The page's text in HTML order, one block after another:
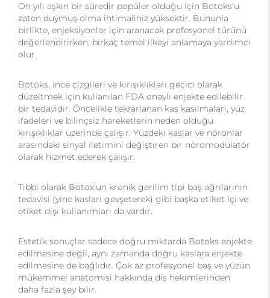
On yılı aşkın bir süredir popüler olduğu için Botoks'u
zaten duymuş olma ihtimaliniz yüksektir. Bununla
birlikte, enjeksiyonlar için aranacak profesyonel türünü
değerlendirirken, birkaç temel ilkeyi anlamaya yardımcı
olur.
Botoks, ince çizgileri ve kırışıklıkları geçici olarak
düzeltmek için kullanılan FDA onaylı enjekte edilebilir
bir tedavidir. Öncelikle tekrarlanan kas kasılmaları, yüz
ifadeleri ve bilinçsiz hareketlerin neden olduğu
kırışıklıklar üzerinde çalışır. Yüzdeki kaslar ve nöronlar
arasındaki sinyal iletimini değiştiren bir nöromodülatör
olarak hizmet ederek çalışır.
Tıbbi olarak Botox'un kronik gerilim tipi baş ağrılarının
tedavisi (yine kasları gevşeterek) gibi başka etiket içi ve
etiket dışı kullanımları da vardır.
Estetik sonuçlar sadece doğru miktarda Botoks enjekte
edilmesine değil, aynı zamanda doğru kaslara enjekte
edilmesine de bağlıdır. Çok az profesyonel baş ve yüzün
mükemmel anatomisi hakkında diş hekimlerinden
daha fazla şey bilir.